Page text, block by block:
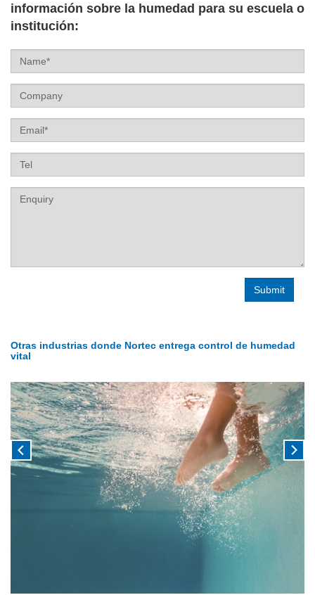
información sobre la humedad para su escuela o
institución:
Name
Company
Email
Tel
Label
Otras industrias donde Nortec entrega control de humedad
vital